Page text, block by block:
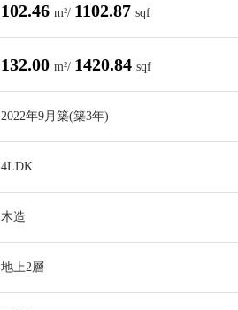
102.46 m²/ 1102.87 sqf
132.00 m²/ 1420.84 sqf
2022年9月築(築3年)
4LDK
木造
地上2層